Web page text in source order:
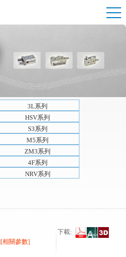
3L系列
HSV系列
S3系列
M5系列
ZM3系列
4F系列
NRV系列
[相關參數]
下載: